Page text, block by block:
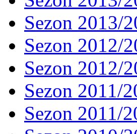
Sezon 2013/
Sezon 2012/
Sezon 2012/
Sezon 2011/
Sezon 2011/